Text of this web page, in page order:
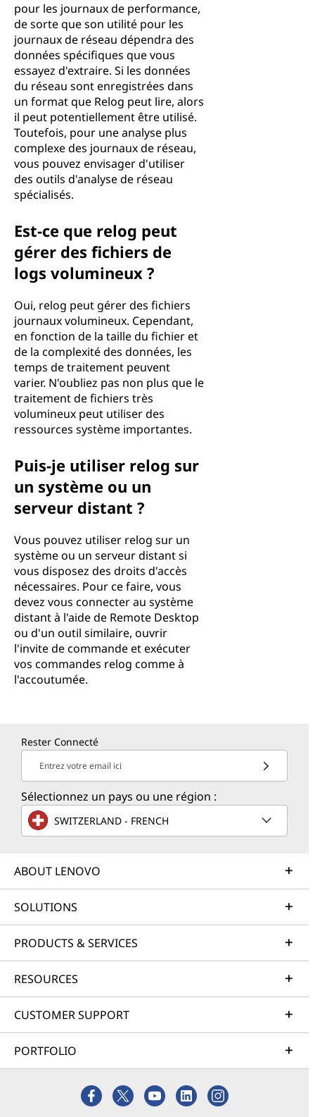
pour les journaux de performance,
de sorte que son utilité pour les
journaux de réseau dépendra des
données spécifiques que vous
essayez d'extraire. Si les données
du réseau sont enregistrées dans
un format que Relog peut lire, alors
il peut potentiellement être utilisé.
Toutefois, pour une analyse plus
complexe des journaux de réseau,
vous pouvez envisager d'utiliser
des outils d'analyse de réseau
spécialisés.
Est-ce que relog peut
gérer des fichiers de
logs volumineux ?
Oui, relog peut gérer des fichiers
journaux volumineux. Cependant,
en fonction de la taille du fichier et
de la complexité des données, les
temps de traitement peuvent
varier. N'oubliez pas non plus que le
traitement de fichiers très
volumineux peut utiliser des
ressources système importantes.
Puis-je utiliser relog sur
un système ou un
serveur distant ?
Vous pouvez utiliser relog sur un
système ou un serveur distant si
vous disposez des droits d'accès
nécessaires. Pour ce faire, vous
devez vous connecter au système
distant à l'aide de Remote Desktop
ou d'un outil similaire, ouvrir
l'invite de commande et exécuter
vos commandes relog comme à
l'accoutumée.
Rester Connecté
Entrez votre email ici
Sélectionnez un pays ou une région :
SWITZERLAND - FRENCH
ABOUT LENOVO
SOLUTIONS
PRODUCTS & SERVICES
RESOURCES
CUSTOMER SUPPORT
PORTFOLIO